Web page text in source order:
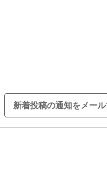
新着投稿の通知をメー